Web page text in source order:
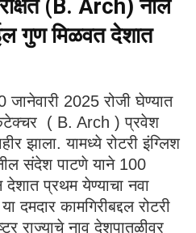
(B. Arch) नील
गुण मिळवत देशात
2025 रोजी घेण्यात
( B. Arch ) प्रवेश
झाला. यामध्ये रोटरी इंग्लिश
संदेश पाटणे याने 100
प्रथम येण्याचा नवा
दमदार कामगिरीबद्दल रोटरी
राज्याचे नाव देशपातळीवर